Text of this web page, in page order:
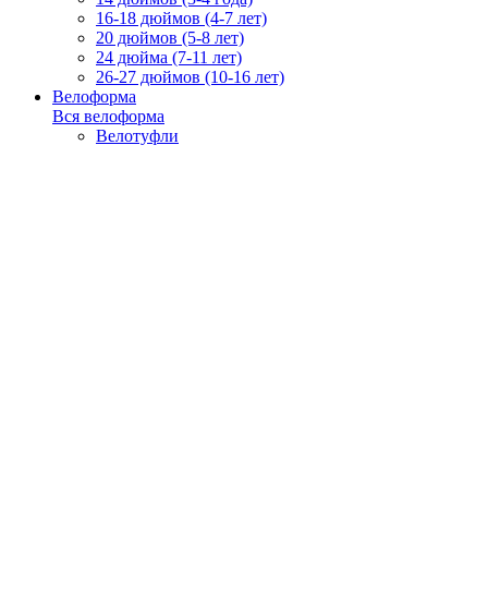
16-18 дюймов (4-7 лет)
20 дюймов (5-8 лет)
24 дюйма (7-11 лет)
26-27 дюймов (10-16 лет)
Велоформа
Вся велоформа
Велотуфли